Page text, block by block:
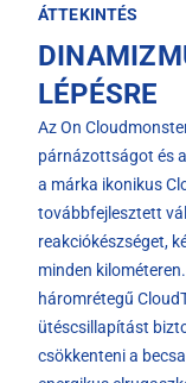
ÁTTEKINTÉS
LÉPÉSRE
Az On
párnázottságot és
a márka ikonikus
továbbfejlesztett
reakciókészséget,
minden
háromrétegű
ütéscsillapítást
csökkenteni a